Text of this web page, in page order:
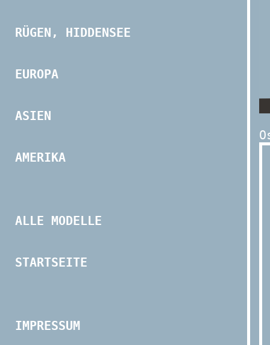
RÜGEN, HIDDENSEE
EUROPA
ASIEN
AMERIKA
ALLE MODELLE
STARTSEITE
IMPRESSUM